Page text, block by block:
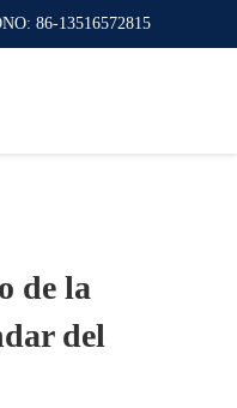
86-13516572815
de la
del